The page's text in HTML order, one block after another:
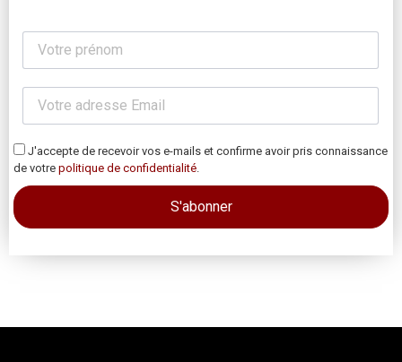
J'accepte de recevoir vos e-mails et confirme avoir pris connaissance
de votre politique de confidentialité.